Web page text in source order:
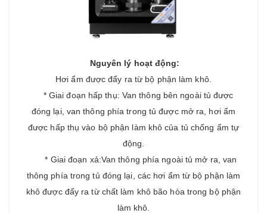
Nguyên lý hoạt động:
Hơi ẩm được đẩy ra từ bộ phận làm khô.
* Giai đoạn hấp thụ: Van thông bên ngoài tủ được
đóng lại, van thông phía trong tủ được mở ra, hơi ẩm
được hấp thụ vào bộ phận làm khô của tủ chống ẩm tự
động.
* Giai đoạn xả:Van thông phía ngoài tủ mở ra, van
thông phía trong tủ đóng lại, các hơi ẩm từ bộ phận làm
khô được đẩy ra từ chất làm khô bão hòa trong bộ phận
làm khô.